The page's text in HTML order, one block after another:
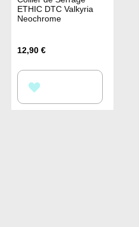
ETHIC DTC Valkyria
Neochrome
12,90 €
À